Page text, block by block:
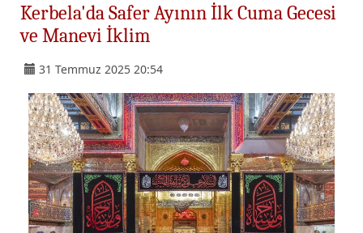
Kerbela'da Safer Ayının İlk Cuma Gecesi
ve Manevi İklim
31 Temmuz 2025 20:54